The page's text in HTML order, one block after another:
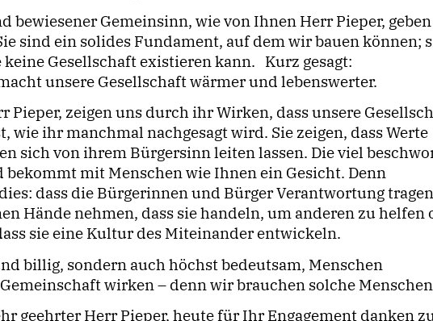
bewiesener Gemeinsinn, wie von Ihnen Herr Pieper,
sind ein solides Fundament, auf dem wir bauen können;
Gesellschaft existieren kann. Kurz gesagt:
unsere Gesellschaft wärmer und lebenswerter.
Pieper, zeigen uns durch ihr Wirken, dass unsere
wie ihr manchmal nachgesagt wird. Sie zeigen, dass Werte
sich von ihrem Bürgersinn leiten lassen. Die viel
mit Menschen wie Ihnen ein Gesicht. Denn
dass die Bürgerinnen und Bürger Verantwortung
Hände nehmen, dass sie handeln, um anderen zu helfen
sie eine Kultur des Miteinander entwickeln.
billig, sondern auch höchst bedeutsam, Menschen
wirken – denn wir brauchen solche
geehrter Herr Pieper, heute für Ihr Engagement danken